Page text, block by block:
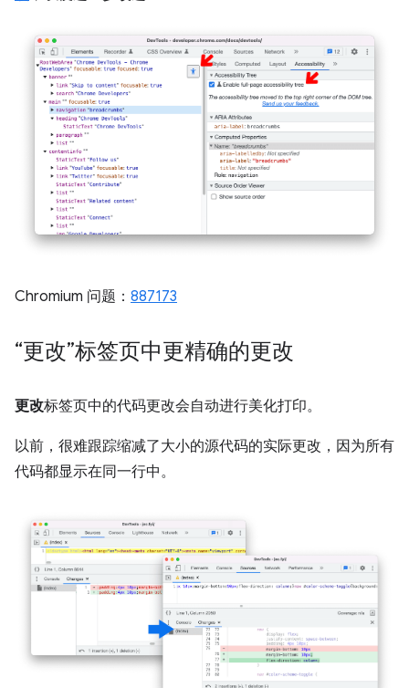
Chromium 问题： 887173
“更改”标签页中更精确的更改
更改标签页中的代码更改会自动进行美化打印。
以前，很难跟踪缩减了大小的源代码的实际更改，因为所有
代码都显示在同一行中。